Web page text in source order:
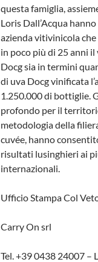
questa famiglia,
Loris Dall’Acqua
azienda vitivinicola
in poco più di 25 anni
Docg sia in termini
di uva Docg vinificata
1.250.000 di bottiglie.
profondo per il
metodologia della
cuvée, hanno
risultati lusinghieri ai
internazionali.
Ufficio Stampa Col
Carry On srl
Tel. +39 0438 24007 –